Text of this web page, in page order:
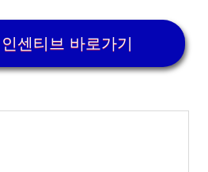
센티브 바로가기